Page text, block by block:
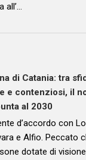
di Catania: tra
e contenziosi, il
al 2030
d’accordo con
e Alfio. Peccato
dotate di